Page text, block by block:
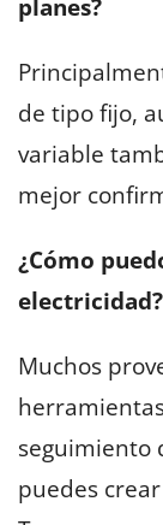
planes?
de tipo fijo,
variable
mejor
¿Cómo
electricidad?
Muchos
seguimiento
puedes